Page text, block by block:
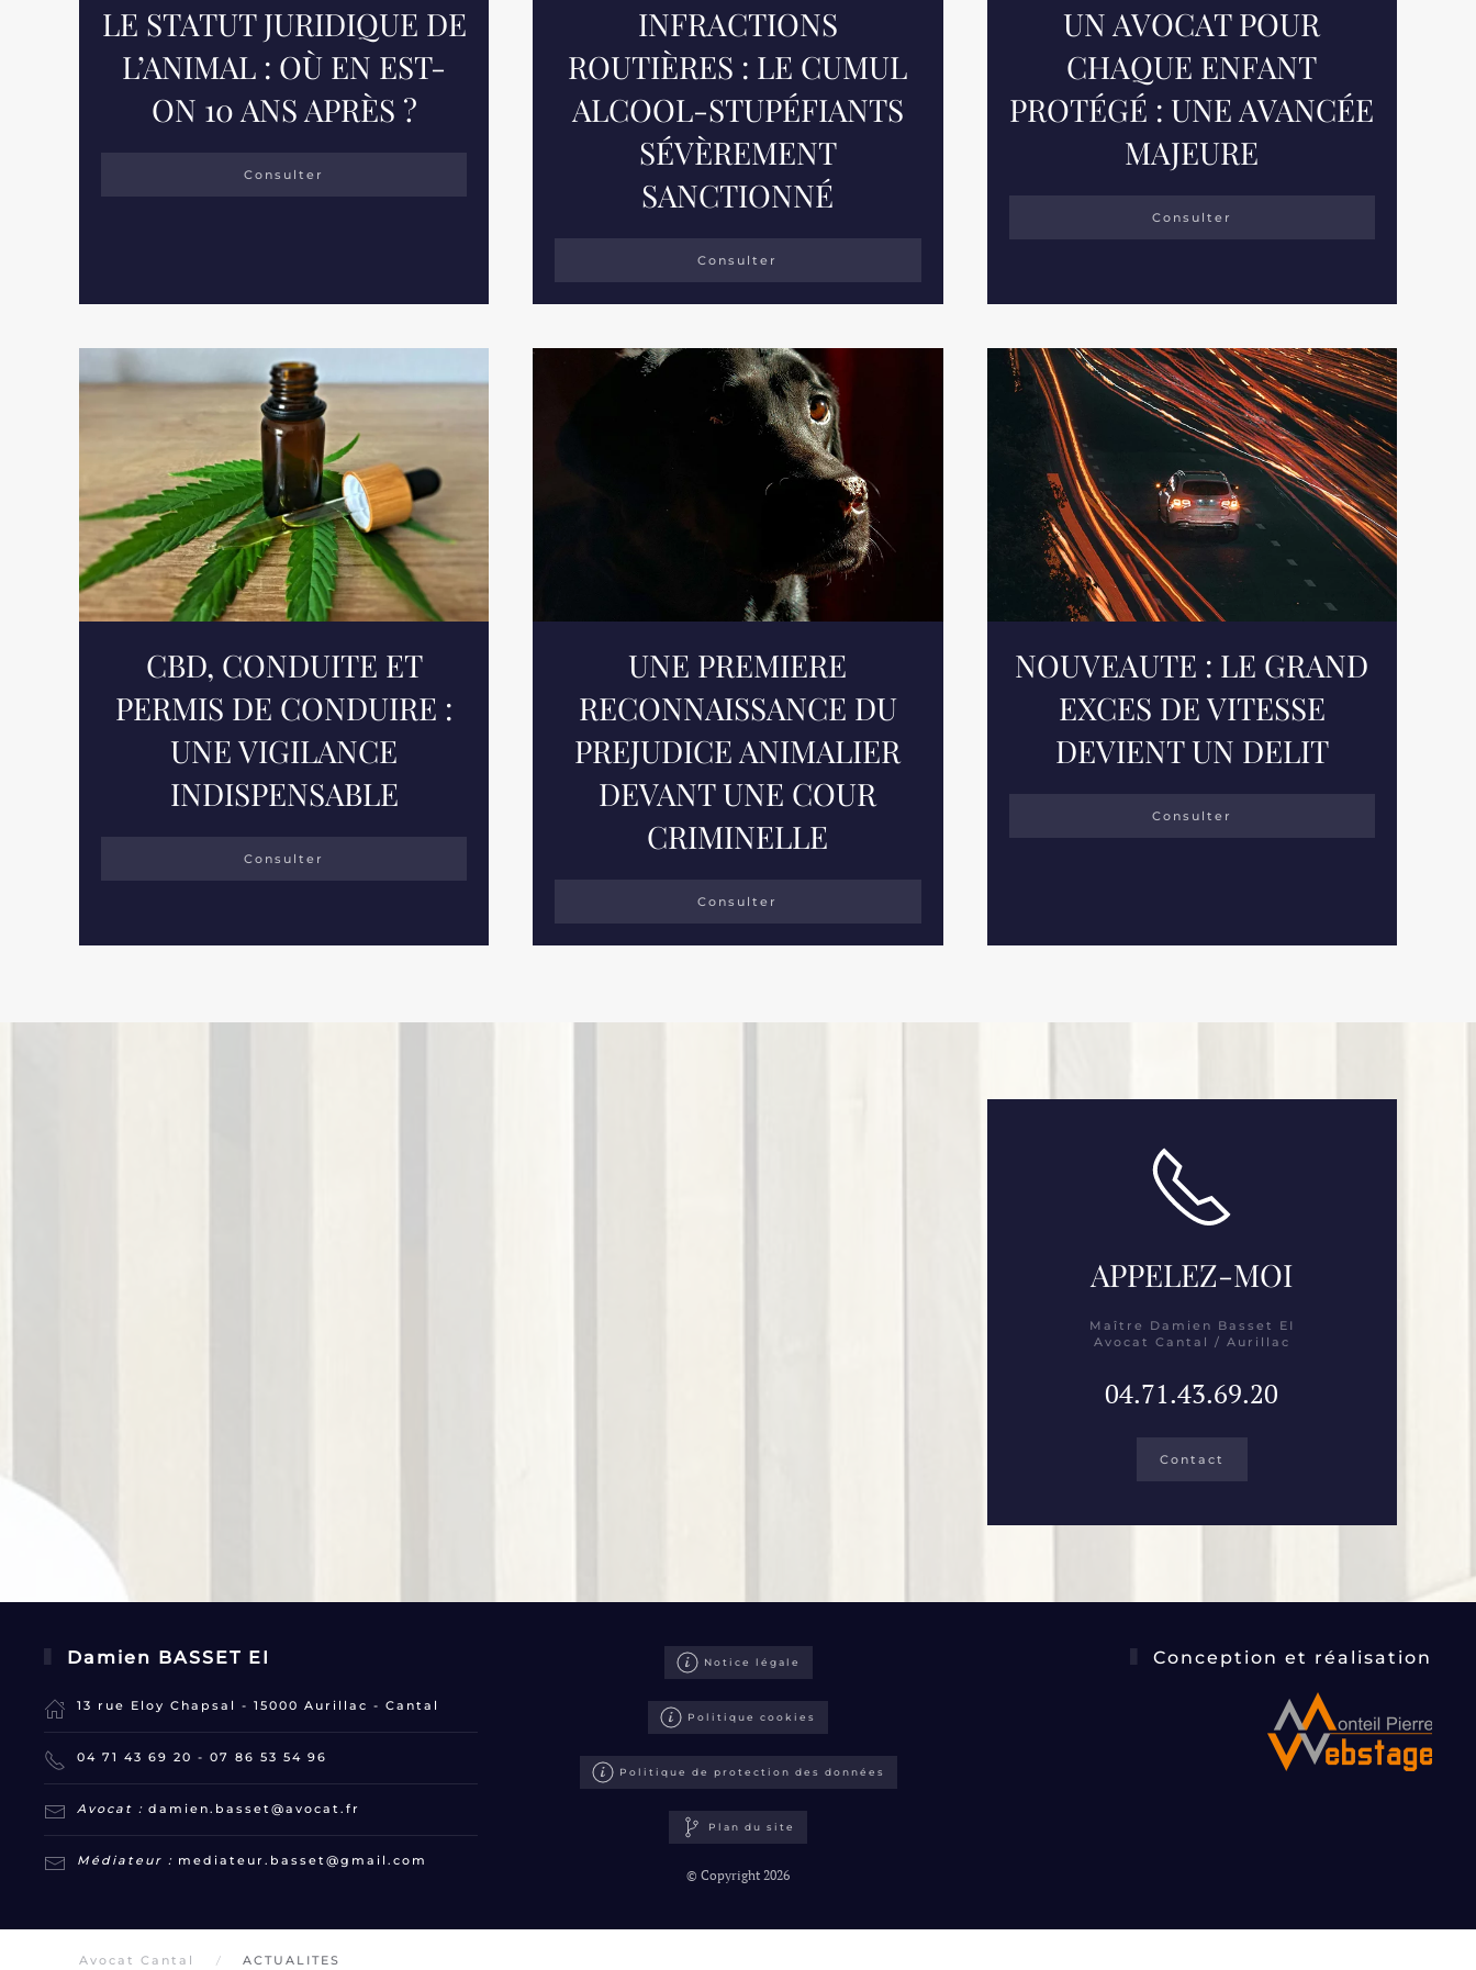
LE STATUT JURIDIQUE DE
L’ANIMAL : OÙ EN EST-
ON 10 ANS APRÈS ?
Consulter
INFRACTIONS
ROUTIÈRES : LE CUMUL
ALCOOL-STUPÉFIANTS
SÉVÈREMENT
SANCTIONNÉ
Consulter
UN AVOCAT POUR
CHAQUE ENFANT
PROTÉGÉ : UNE AVANCÉE
MAJEURE
Consulter
CBD, CONDUITE ET
PERMIS DE CONDUIRE :
UNE VIGILANCE
INDISPENSABLE
Consulter
UNE PREMIERE
RECONNAISSANCE DU
PREJUDICE ANIMALIER
DEVANT UNE COUR
CRIMINELLE
Consulter
NOUVEAUTE : LE GRAND
EXCES DE VITESSE
DEVIENT UN DELIT
Consulter
APPELEZ-MOI
Maître Damien Basset EI
Avocat Cantal / Aurillac
04.71.43.69.20
Contact
Damien BASSET EI
13 rue Eloy Chapsal - 15000 Aurillac - Cantal
04 71 43 69 20 - 07 86 53 54 96
Avocat : damien.basset@avocat.fr
Médiateur : mediateur.basset@gmail.com
Notice légale
Politique cookies
Politique de protection des données
Plan du site
© Copyright 2026
Conception et réalisation
Avocat Cantal ACTUALITES